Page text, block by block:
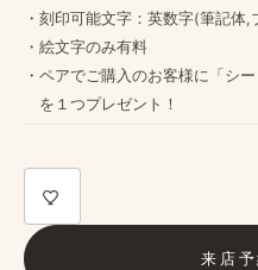
・​刻印可能文字：英数字​(筆記体,
・絵文字のみ​​有料
・ペアで​​ご購入の​​お客様に​​「シ
を​​１つプレゼント！​​
来店